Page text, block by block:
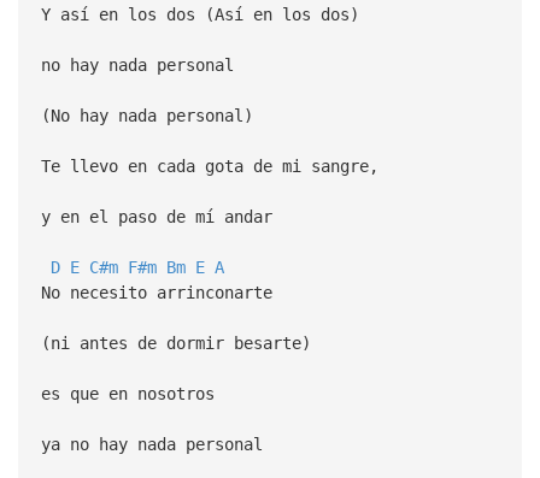
Y así en los dos (Así en los dos)
no hay nada personal
(No hay nada personal)
Te llevo en cada gota de mi sangre,
y en el paso de mí andar
D E C#m F#m Bm E A
No necesito arrinconarte
(ni antes de dormir besarte)
es que en nosotros
ya no hay nada personal